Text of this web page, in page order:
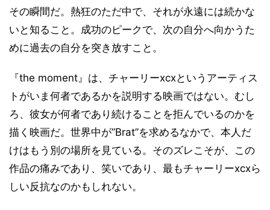
その瞬間だ。熱狂のただ中で、それが永遠には続かな
いと知ること。成功のピークで、次の自分へ向かうた
めに過去の自分を突き放すこと。
『the moment』は、チャーリーxcxというアーティス
トがいま何者であるかを説明する映画ではない。むし
ろ、彼女が何者であり続けることを拒んでいるのかを
描く映画だ。世界中が”Brat”を求めるなかで、本人だ
けはもう別の場所を見ている。そのズレこそが、この
作品の痛みであり、笑いであり、最もチャーリーxcxら
しい反抗なのかもしれない。